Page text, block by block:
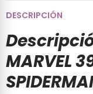
DESCRIPCIÓN
MARVEL